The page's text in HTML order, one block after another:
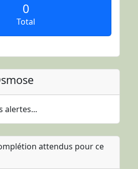
0
Total
alertes...
attendus pour ce